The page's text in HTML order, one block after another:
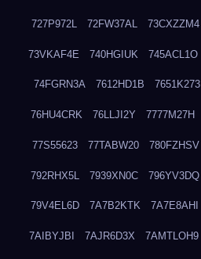
727P972L 72FW37AL 73CXZZM4
73VKAF4E 740HGIUK 745ACL1O
74FGRN3A 7612HD1B 7651K273
76HU4CRK 76LLJI2Y 7777M27H
77S55623 77TABW20 780FZHSV
792RHX5L 7939XN0C 796YV3DQ
79V4EL6D 7A7B2KTK 7A7E8AHI
7AIBYJBI 7AJR6D3X 7AMTLOH9